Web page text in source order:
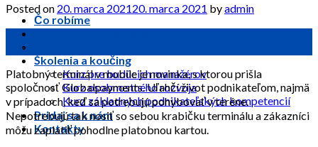
Čo robíme
Rady zo sveta financií
Školenia a koučing
Kurz pre budúcich manažérov
Kurz osobnostného rozvoja
Kurz základných podnikateľských kompetencií
Pridaj sa k nám
Kontakty
Posted on 20. marca 202120. marca 2021 byadmin
mar
Platobný terminál v mobile je novinka, s ktorou prišla
spoločnosť Globalpayments. Uľahčí život podnikateľom, najmä
v prípadoch, keď sa potrebujú pohybovať v teréne.
Nepotrebujú tak nosiť so sebou krabičku terminálu a zákazníci
môžu zaplatiť pohodlne platobnou kartou.